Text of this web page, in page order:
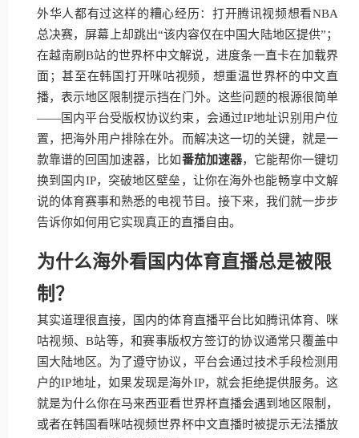
外华人都有过这样的糟心经历：打开腾讯视频想看NBA
总决赛，屏幕上却跳出“该内容仅在中国大陆地区提供”；
在越南刷B站的世界杯中文解说，进度条一直卡在加载界
面；甚至在韩国打开咪咕视频，想重温世界杯的中文直
播，表示地区限制提示挡在门外。这些问题的根源很简单
——国内平台受版权协议约束，会通过IP地址识别用户位
置，把海外用户排除在外。而解决这一切的关键，就是一
款靠谱的回国加速器，比如番茄加速器，它能帮你一键切
换到国内IP，突破地区壁垒，让你在海外也能畅享中文解
说的体育赛事和熟悉的电视节目。接下来，我们就一步步
告诉你如何用它实现真正的直播自由。
为什么海外看国内体育直播总是被限
制？
其实道理很直接，国内的体育直播平台比如腾讯体育、咪
咕视频、B站等，和赛事版权方签订的协议通常只覆盖中
国大陆地区。为了遵守协议，平台会通过技术手段检测用
户的IP地址，如果发现是海外IP，就会拒绝提供服务。这
就是为什么你在马来西亚看世界杯直播会遇到地区限制，
或者在韩国看咪咕视频世界杯中文直播时被提示无法播放